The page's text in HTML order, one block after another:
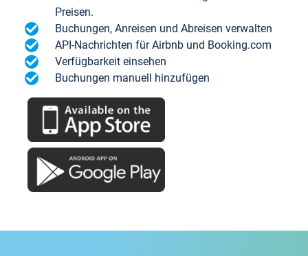
Preisen.
Buchungen, Anreisen und Abreisen verwalten
API-Nachrichten für Airbnb und Booking.com
Verfügbarkeit einsehen
Buchungen manuell hinzufügen